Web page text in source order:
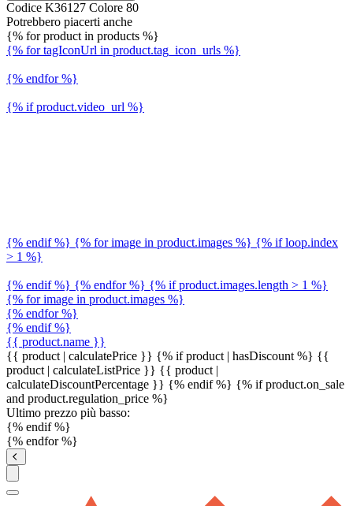
Codice K36127 Colore 80
Potrebbero piacerti anche
{% for product in products %}
{% for tagIconUrl in product.tag_icon_urls %}
{% endfor %}
{% if product.video_url %}
{% endif %} {% for image in product.images %} {% if loop.index
> 1 %}
{% endif %} {% endfor %} {% if product.images.length > 1 %}
{% for image in product.images %}
{% endfor %}
{% endif %}
{{ product.name }}
{{ product | calculatePrice }} {% if product | hasDiscount %} {{
product | calculateListPrice }} {{ product |
calculateDiscountPercentage }} {% endif %} {% if product.on_sale
and product.regulation_price %}
Ultimo prezzo più basso:
{% endif %}
{% endfor %}